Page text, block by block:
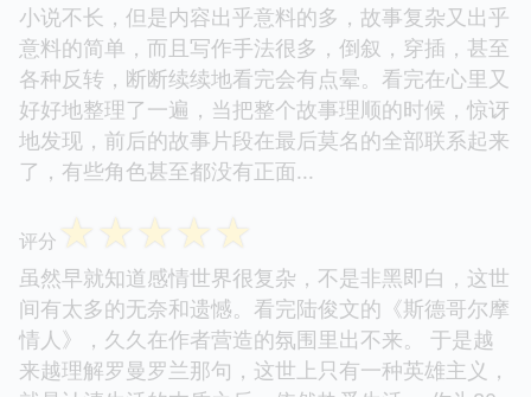
小说不长，但是内容出乎意料的多，故事复杂又出乎
意料的简单，而且写作手法很多，倒叙，穿插，甚至
各种反转，断断续续地看完会有点晕。看完在心里又
好好地整理了一遍，当把整个故事理顺的时候，惊讶
地发现，前后的故事片段在最后莫名的全部联系起来
了，有些角色甚至都没有正面...
评分 ☆☆☆☆☆
虽然早就知道感情世界很复杂，不是非黑即白，这世
间有太多的无奈和遗憾。看完陆俊文的《斯德哥尔摩
情人》，久久在作者营造的氛围里出不来。 于是越
来越理解罗曼罗兰那句，这世上只有一种英雄主义，